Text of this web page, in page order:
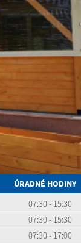
ÚRADNÉ HODINY
07:30 - 15:30
07:30 - 15:30
07:30 - 17:00